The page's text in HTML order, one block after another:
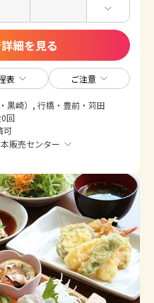
細を見る
表 ご注意
黒崎）, 行橋・豊前・苅田
回
可
販売センター